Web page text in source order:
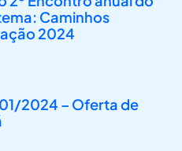
Caminhos
2024
01/2024 – Oferta de